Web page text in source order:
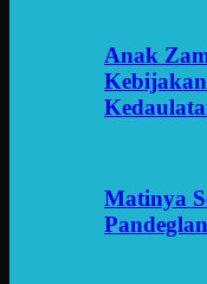
Anak
Matinya